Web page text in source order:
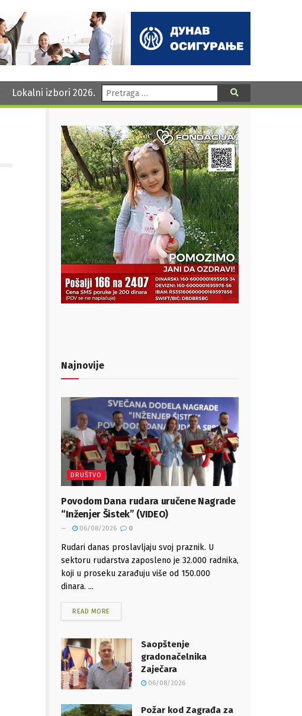
Lokalni izbori 2026. Pretraga:
Najnovije
DRUŠTVO
Povodom Dana rudara uručene Nagrade
“Inženjer Šistek” (VIDEO)
06/08/2026 0
Rudari danas proslavljaju svoj praznik. U
sektoru rudarstva zaposleno je 32.000 radnika,
koji u proseku zarađuju više od 150.000
dinara. ...
READ MORE
Saopštenje
gradonačelnika
Zaječara
06/08/2026
Požar kod Zagrađa za